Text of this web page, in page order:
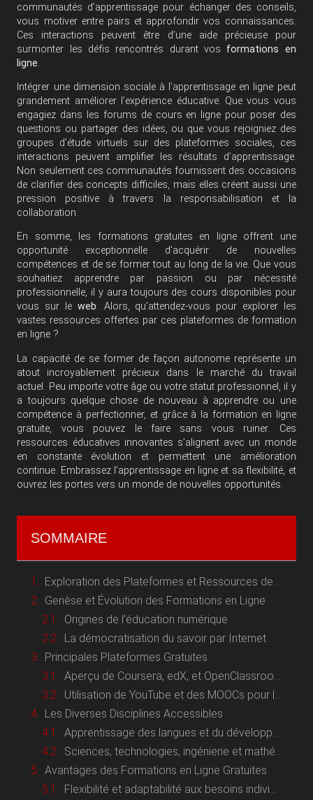
communautés d’apprentissage pour échanger des conseils,
vous motiver entre pairs et approfondir vos connaissances.
Ces interactions peuvent être d’une aide précieuse pour
surmonter les défis rencontrés durant vos formations en
ligne.
Intégrer une dimension sociale à l’apprentissage en ligne peut
grandement améliorer l’expérience éducative. Que vous vous
engagiez dans les forums de cours en ligne pour poser des
questions ou partager des idées, ou que vous rejoigniez des
groupes d’étude virtuels sur des plateformes sociales, ces
interactions peuvent amplifier les résultats d’apprentissage.
Non seulement ces communautés fournissent des occasions
de clarifier des concepts difficiles, mais elles créent aussi une
pression positive à travers la responsabilisation et la
collaboration.
En somme, les formations gratuites en ligne offrent une
opportunité exceptionnelle d’acquérir de nouvelles
compétences et de se former tout au long de la vie. Que vous
souhaitiez apprendre par passion ou par nécessité
professionnelle, il y aura toujours des cours disponibles pour
vous sur le web. Alors, qu’attendez-vous pour explorer les
vastes ressources offertes par ces plateformes de formation
en ligne ?
La capacité de se former de façon autonome représente un
atout incroyablement précieux dans le marché du travail
actuel. Peu importe votre âge ou votre statut professionnel, il y
a toujours quelque chose de nouveau à apprendre ou une
compétence à perfectionner, et grâce à la formation en ligne
gratuite, vous pouvez le faire sans vous ruiner. Ces
ressources éducatives innovantes s’alignent avec un monde
en constante évolution et permettent une amélioration
continue. Embrassez l’apprentissage en ligne et sa flexibilité, et
ouvrez les portes vers un monde de nouvelles opportunités.
SOMMAIRE
Exploration des Plateformes et Ressources de Formation en Ligne Gratuite
Genèse et Évolution des Formations en Ligne
Origines de l’éducation numérique
La démocratisation du savoir par Internet
Principales Plateformes Gratuites
Aperçu de Coursera, edX, et OpenClassrooms
Utilisation de YouTube et des MOOCs pour l’apprentissage
Les Diverses Disciplines Accessibles
Apprentissage des langues et du développement personnel
Sciences, technologies, ingénierie et mathématiques (STEM)
Avantages des Formations en Ligne Gratuites
Flexibilité et adaptabilité aux besoins individuels